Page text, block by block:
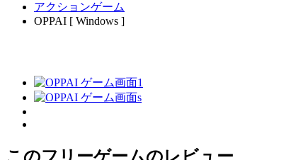
アクションゲーム
OPPAI [ Windows ]